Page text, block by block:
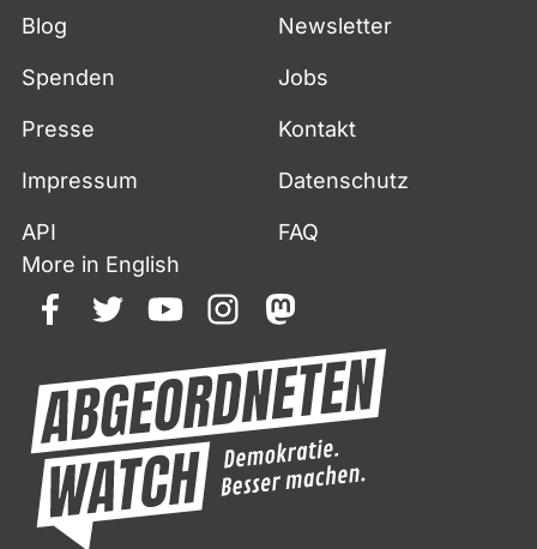
Blog Newsletter
Spenden Jobs
Presse Kontakt
Impressum Datenschutz
API
FAQ
More in English
facebooktwitteryoutubeinstagrammastodon